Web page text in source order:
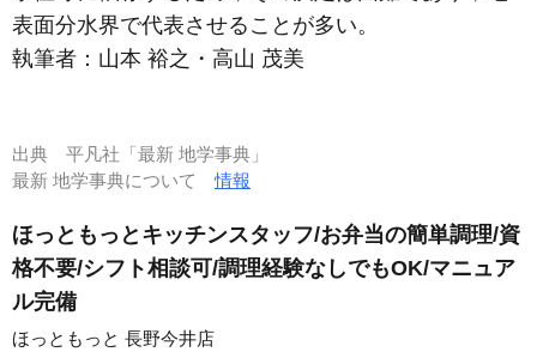
表面分水界で代表させることが多い。
執筆者： 山本 裕之・高山 茂美
出典 平凡社「最新 地学事典」
最新 地学事典について情報
ほっともっとキッチンスタッフ/お弁当の簡単調理/資
格不要/シフト相談可/調理経験なしでもOK/マニュア
ル完備
ほっともっと 長野今井店